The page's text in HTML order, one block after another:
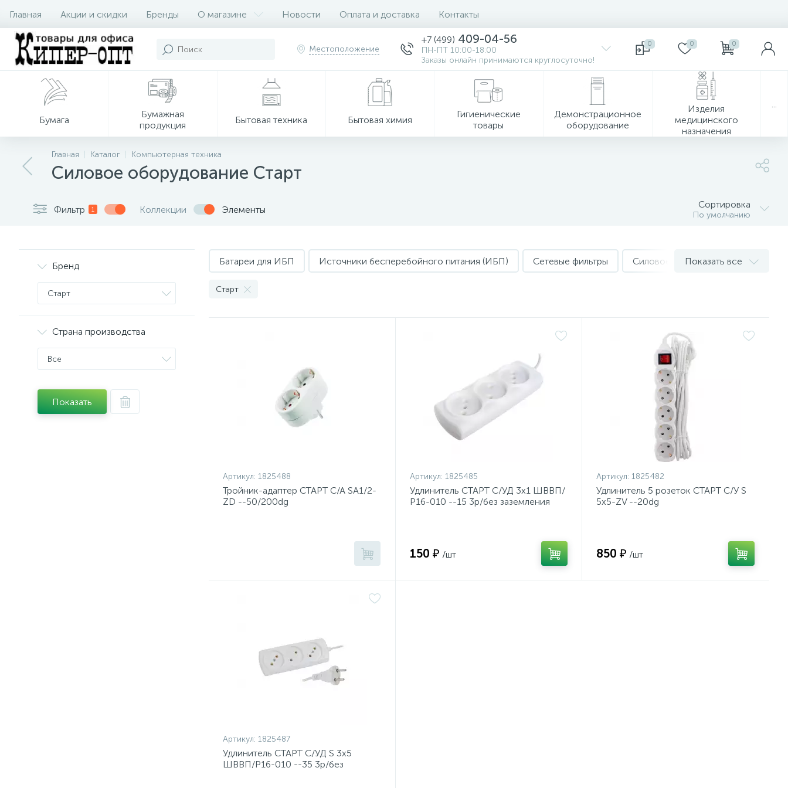
Главная Акции и скидки Бренды О магазине Новости Оплата и доставка Контакты
Местоположение
+7 (499) 409-04-56
ПН-ПТ 10:00-18:00
Заказы онлайн принимаются круглосуточно!
0 0 0
Бумага
Бумажная
продукция
Бытовая техника Бытовая химия
Гигиенические
товары
Демонстрационное
оборудование
Изделия
медицинского
назначения
Главная Каталог Компьютерная техника
Силовое оборудование Старт
Фильтр 1 Коллекции Элементы Сортировка
По умолчанию
Бренд
Старт
Страна производства
Все
Показать
Батареи для ИБП Источники бесперебойного питания (ИБП) Сетевые фильтры Силовое оборудование Allocacoc
Показать все
Старт
Артикул: 1825488
Тройник-адаптер СТАРТ С/А SA1/2-
ZD --50/200dg
Артикул: 1825485
Удлинитель СТАРТ С/УД 3x1 ШВВП/
Р16-010 --15 3р/без заземления
150 ₽ /шт
Артикул: 1825482
Удлинитель 5 розеток СТАРТ С/У S
5x5-ZV --20dg
850 ₽ /шт
Артикул: 1825487
Удлинитель СТАРТ С/УД S 3x5
ШВВП/Р16-010 --35 3р/без